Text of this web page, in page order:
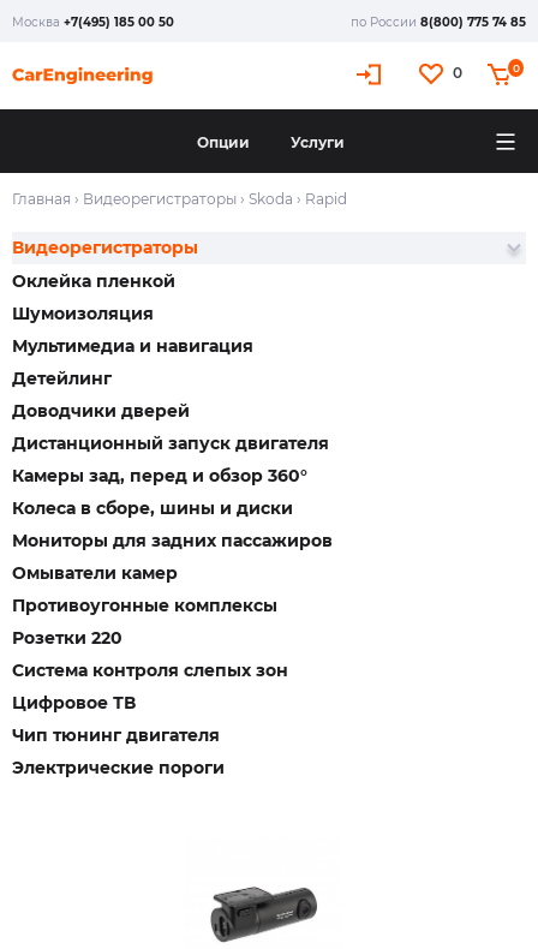
Москва +7(495) 185 00 50 по России 8(800) 775 74 85
0 0
Опции Услуги
Главная › Видеорегистраторы › Skoda › Rapid
Оклейка пленкой
Шумоизоляция
Мультимедиа и навигация
Детейлинг
Доводчики дверей
Видеорегистраторы
Дистанционный запуск двигателя
Камеры зад, перед и обзор 360°
Колеса в сборе, шины и диски
Мониторы для задних пассажиров
Омыватели камер
Противоугонные комплексы
Розетки 220
Система контроля слепых зон
Цифровое ТВ
Чип тюнинг двигателя
Электрические пороги